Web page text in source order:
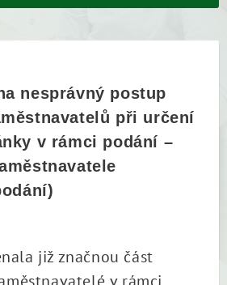
nesprávný postup
při určení
v rámci podání –
již značnou část